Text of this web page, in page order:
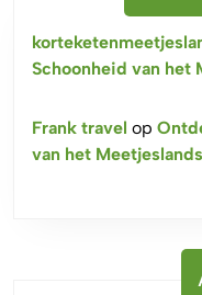
Schoonheid van het
Frank travel op
van het